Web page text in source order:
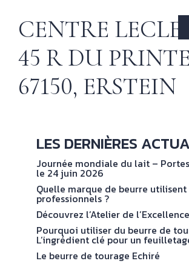
ÉCHIRÉ
NOS PRODUITS
D’EXCELLENCE
LE BEURRE
CHARENTES-
RECETTES
&
NOS
ENGAGEMENTS
ESPACE
CENTRE
45 R DU
67150, ERSTEIN
LES DERNIÈRES
Journée mondiale du lait –
le 24 juin 2026
Quelle marque de beurre
professionnels ?
Découvrez l’Atelier de
Pourquoi utiliser du beurre de
L’ingrédient clé pour un
Le beurre de tourage Echiré